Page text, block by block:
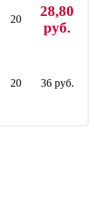
20
28,80
руб.
20 36 руб.